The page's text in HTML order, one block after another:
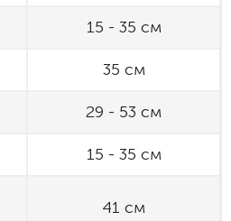
15 - 35 см
35 см
29 - 53 см
15 - 35 см
41 см